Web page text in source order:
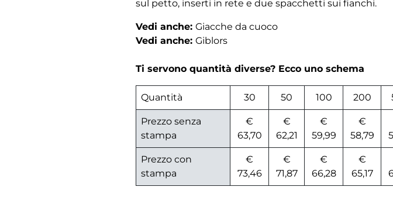
sul petto, inserti in rete e due spacchetti sui fianchi.
Vedi anche: Giacche da cuoco
Vedi anche: Giblors
Ti servono quantità diverse? Ecco uno schema
Quantità 30 50 100 200
Prezzo senza
stampa
€
63,70
€
62,21
€
59,99
€
58,79
Prezzo con
stampa
€
73,46
€
71,87
€
66,28
€
65,17